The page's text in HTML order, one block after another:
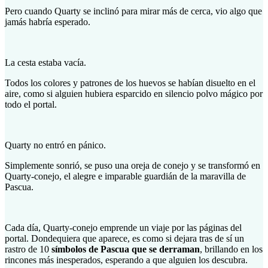
Pero cuando Quarty se inclinó para mirar más de cerca, vio algo que
jamás habría esperado.
La cesta estaba vacía.
Todos los colores y patrones de los huevos se habían disuelto en el
aire, como si alguien hubiera esparcido en silencio polvo mágico por
todo el portal.
Quarty no entró en pánico.
Simplemente sonrió, se puso una oreja de conejo y se transformó en
Quarty-conejo, el alegre e imparable guardián de la maravilla de
Pascua.
Cada día, Quarty-conejo emprende un viaje por las páginas del
portal. Dondequiera que aparece, es como si dejara tras de sí un
rastro de 10 símbolos de Pascua que se derraman, brillando en los
rincones más inesperados, esperando a que alguien los descubra.